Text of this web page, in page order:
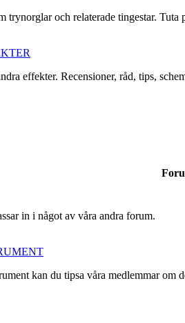
trynorglar och relaterade tingestar. Tuta
effekter. Recensioner, råd, tips,
in i något av våra andra forum.
kan du tipsa våra medlemmar om